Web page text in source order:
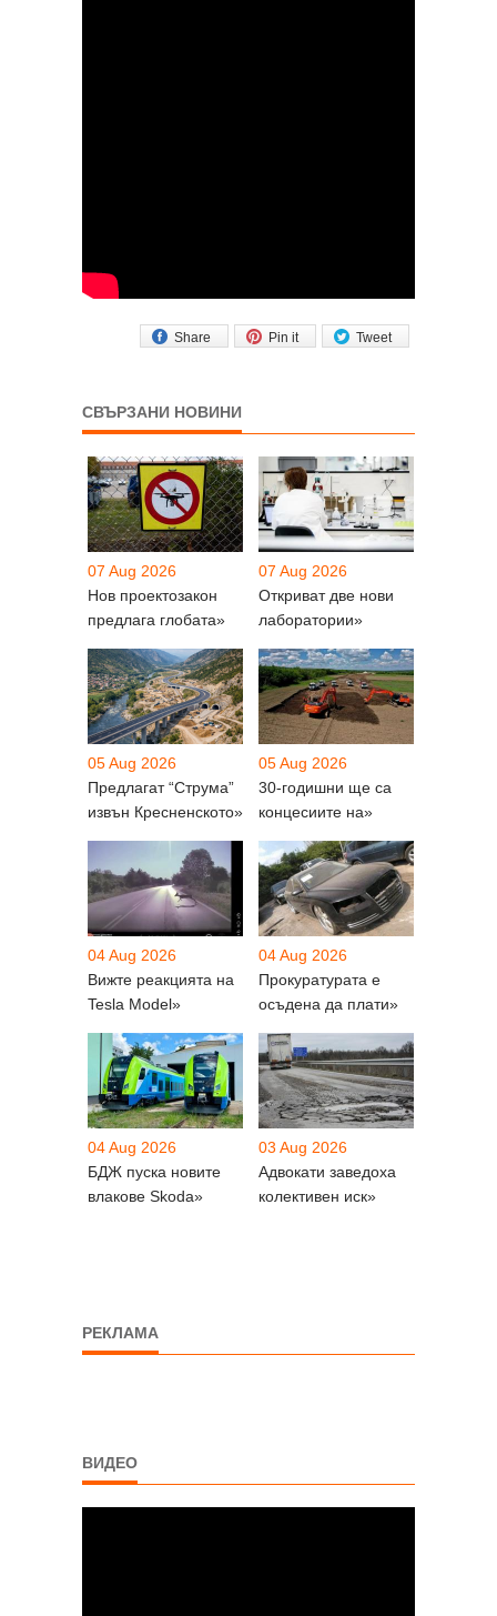
Tweet
Pin it
Share
СВЪРЗАНИ НОВИНИ
07 Aug 2026
Нов проектозакон
предлага глобата»
07 Aug 2026
Откриват две нови
лаборатории»
05 Aug 2026
Предлагат “Струма”
извън Кресненското»
05 Aug 2026
30-годишни ще са
концесиите на»
04 Aug 2026
Вижте реакцията на
Tesla Model»
04 Aug 2026
Прокуратурата е
осъдена да плати»
04 Aug 2026
БДЖ пуска новите
влакове Skoda»
03 Aug 2026
Адвокати заведоха
колективен иск»
РЕКЛАМА
ВИДЕО